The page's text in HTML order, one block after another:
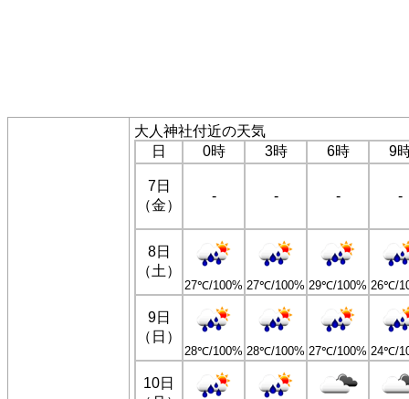
大人神社付近の天気
日
0時 3時 6時 9
7日
（金）
- - - -
8日
（土）
27℃/100% 27℃/100% 29℃/100% 26℃/
9日
（日）
28℃/100% 28℃/100% 27℃/100% 24℃/
10日